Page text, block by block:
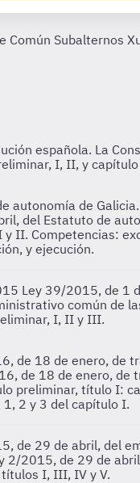
española. La
I, II, y
autonomía de Galicia.
del Estatuto de
II. Competencias:
y ejecución.
Ley 39/2015, de 1
común de
I, II y III.
de 18 de enero, de
de 18 de enero, de
preliminar, título I:
2 y 3 del capítulo I.
de 29 de abril, del
2/2015, de 29 de
I, III, IV y V.